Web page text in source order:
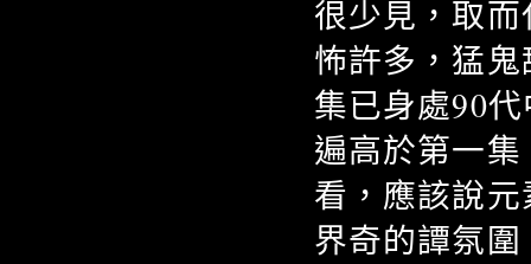
很少見，取
怖許多，猛
集已身處90
遍高於第一
看，應該說
界奇的譚氛